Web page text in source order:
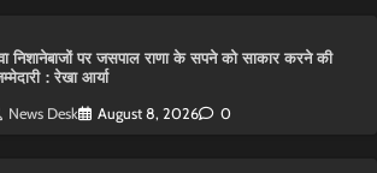
निशानेबाजों पर जसपाल राणा के सपने को साकार करने की
: रेखा आर्या
News Desk August 8, 2026 0